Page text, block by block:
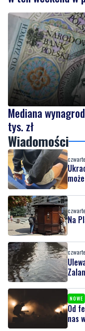
Mediana
tys. zł
Wiadomości
Na
NOWE
Od
nas